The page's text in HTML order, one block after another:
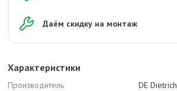
Даём скидку на монтаж
Характеристики
Производитель
DE Dietrich